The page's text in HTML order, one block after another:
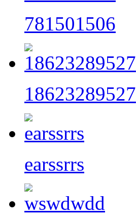
781501506
18623289527
earssrrs